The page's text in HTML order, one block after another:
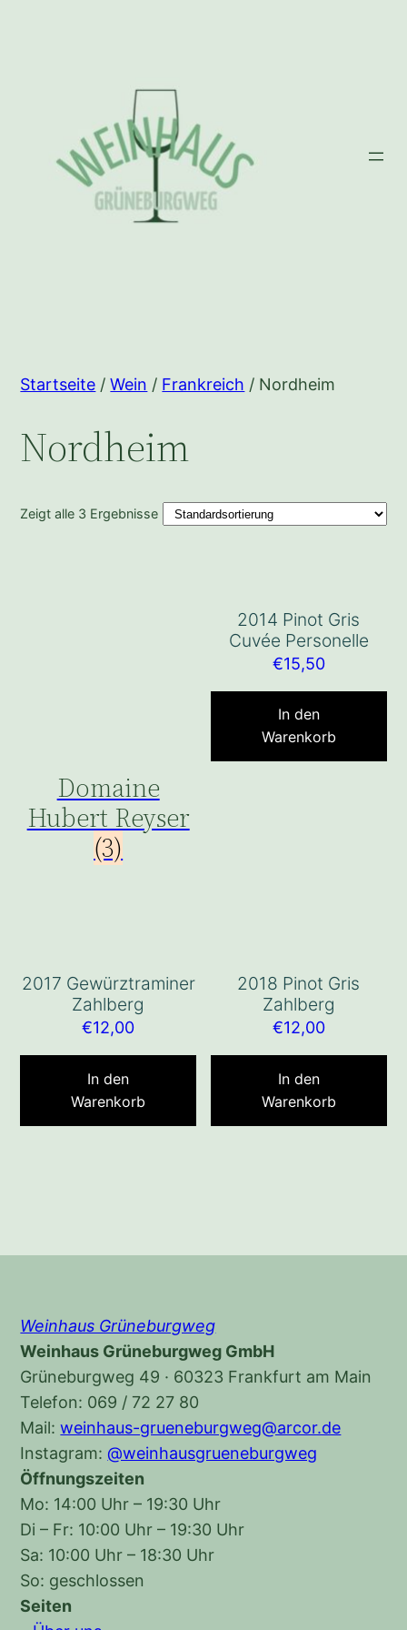
Startseite /Wein / Frankreich / Nordheim
Nordheim
Zeigt alle 3 Ergebnisse
Domaine
Hubert Reyser
(3)
2014 Pinot Gris
Cuvée Personelle
€15,50
In den
Warenkorb
2017 Gewürztraminer
Zahlberg
€12,00
In den
Warenkorb
2018 Pinot Gris
Zahlberg
€12,00
In den
Warenkorb
Weinhaus Grüneburgweg
Weinhaus Grüneburgweg GmbH
Grüneburgweg 49 · 60323 Frankfurt am Main
Telefon: 069 / 72 27 80
Mail:weinhaus-grueneburgweg@arcor.de
Instagram:@weinhausgrueneburgweg
Öffnungszeiten
Mo: 14:00 Uhr – 19:30 Uhr
Di – Fr: 10:00 Uhr – 19:30 Uhr
Sa: 10:00 Uhr – 18:30 Uhr
So: geschlossen
Seiten